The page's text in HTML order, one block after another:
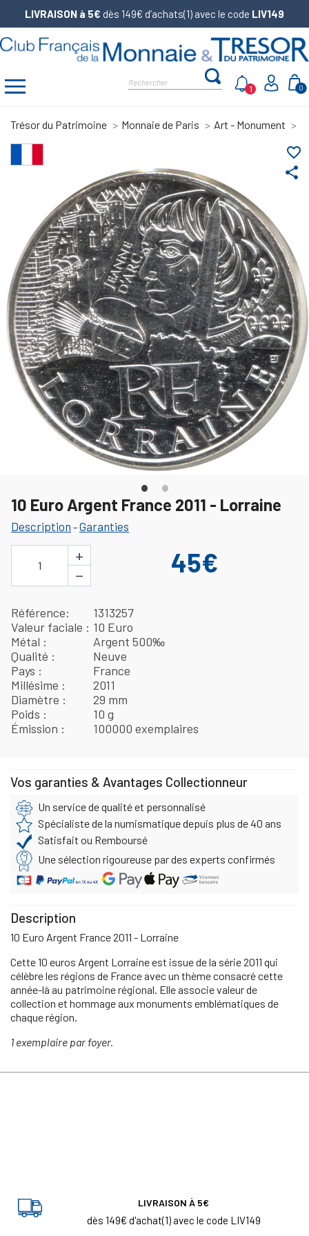
LIVRAISON à 5€ dès 149€ d’achats(1) avec le code LIV149
0
1
Trésor du Patrimoine Monnaie de Paris Art - Monument
share
favorite_border
10 Euro Argent France 2011 - Lorraine
Description -Garanties
1
+
−
45€
Référence
1313257
Valeur faciale
10 Euro
Métal
Argent 500‰
Qualité
Neuve
Pays
France
Millésime
2011
Diamètre
29 mm
Poids
10 g
Émission
100000 exemplaires
Vos garanties & Avantages Collectionneur
Un service de qualité et personnalisé
Spécialiste de la numismatique depuis plus de 40 ans
Satisfait ou Remboursé
Une sélection rigoureuse par des experts confirmés
Description
10 Euro Argent France 2011 - Lorraine
Cette 10 euros Argent Lorraine est issue de la série 2011 qui
célèbre les régions de France avec un thème consacré cette
année-là au patrimoine régional. Elle associe valeur de
collection et hommage aux monuments emblématiques de
chaque région.
1 exemplaire par foyer.
LIVRAISON À 5€
dès 149€ d'achat(1) avec le code LIV149